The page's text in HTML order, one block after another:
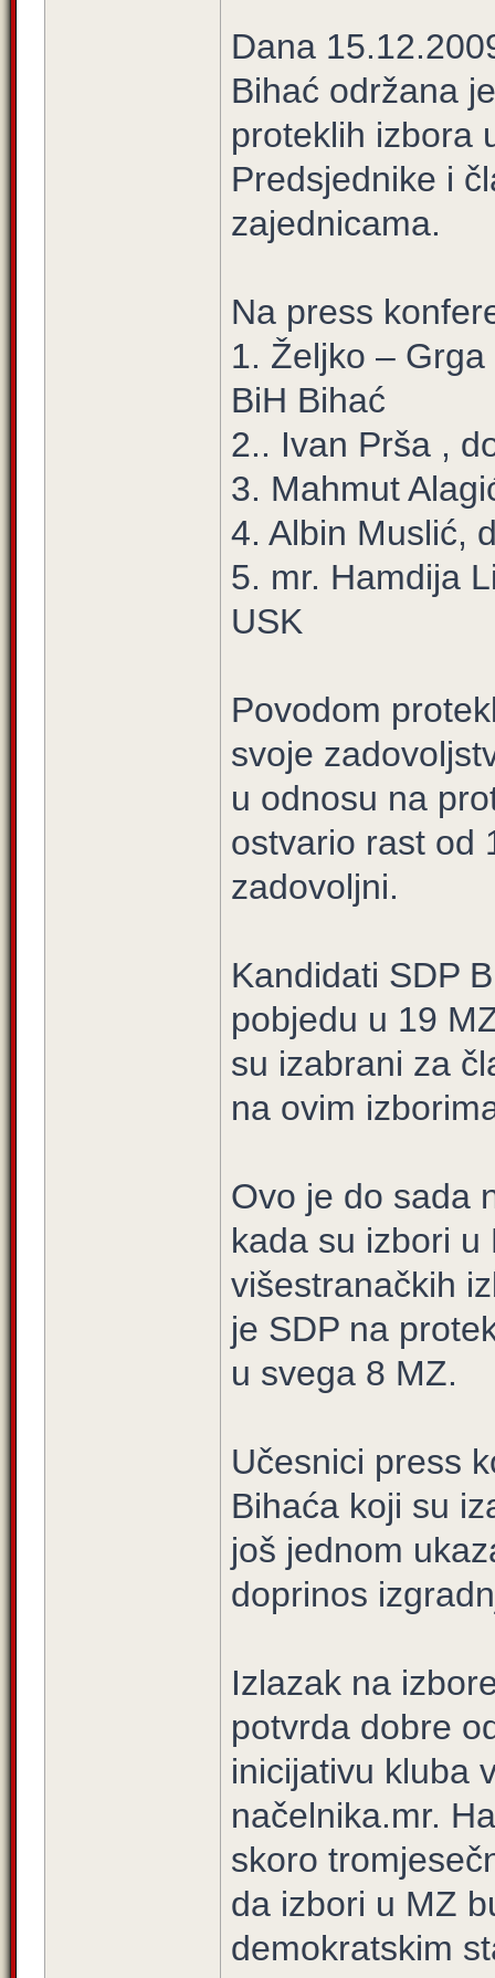
Dana
Bihać održana
proteklih izbora
Predsjednike i
zajednicama.
Na press
1. Željko –
BiH Bihać
2.. Ivan Prša ,
3. Mahmut
4. Albin Muslić,
5. mr. Hamdija
USK
Povodom
svoje
u odnosu na
ostvario rast od
zadovoljni.
Kandidati SDP
pobjedu u 19
su izabrani za
na ovim
Ovo je do sada
kada su izbori
višestranačkih
je SDP na
u svega 8 MZ.
Učesnici press
Bihaća koji su
još jednom
doprinos
Izlazak na
potvrda dobre
inicijativu kluba
načelnika.mr.
skoro
da izbori u MZ
demokratskim